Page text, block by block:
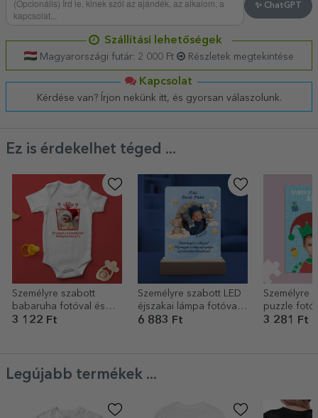
✨ ChatGPT
Szállítási lehetőségek
Magyarországi futár: 2 000 Ft Részletek megtekintése
Kapcsolat
Kérdése van? Írjon nekünk itt, és gyorsan válaszolunk.
Ez is érdekelhet téged ...
Személyre szabott
babaruha fotóval és
szöveggel - karácsonyi
3 122 Ft
Személyre szabott LED
éjszakai lámpa fotóval
és szöveggel - Baby
6 883 Ft
Személyre
puzzle
szöveggel
3 281 Ft
Legújabb termékek ...